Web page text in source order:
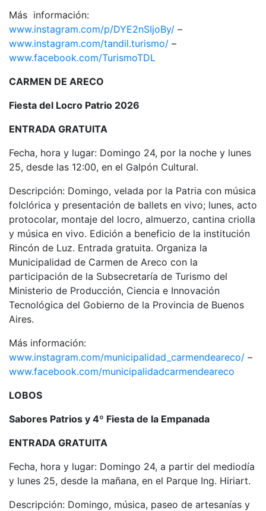
Más información:
www.instagram.com/p/DYE2nSIjoBy/ –
www.instagram.com/tandil.turismo/ –
www.facebook.com/TurismoTDL
CARMEN DE ARECO
Fiesta del Locro Patrio 2026
ENTRADA GRATUITA
Fecha, hora y lugar: Domingo 24, por la noche y lunes
25, desde las 12:00, en el Galpón Cultural.
Descripción: Domingo, velada por la Patria con música
folclórica y presentación de ballets en vivo; lunes, acto
protocolar, montaje del locro, almuerzo, cantina criolla
y música en vivo. Edición a beneficio de la institución
Rincón de Luz. Entrada gratuita. Organiza la
Municipalidad de Carmen de Areco con la
participación de la Subsecretaría de Turismo del
Ministerio de Producción, Ciencia e Innovación
Tecnológica del Gobierno de la Provincia de Buenos
Aires.
Más información:
www.instagram.com/municipalidad_carmendeareco/ –
www.facebook.com/municipalidadcarmendeareco
LOBOS
Sabores Patrios y 4º Fiesta de la Empanada
ENTRADA GRATUITA
Fecha, hora y lugar: Domingo 24, a partir del mediodía
y lunes 25, desde la mañana, en el Parque Ing. Hiriart.
Descripción: Domingo, música, paseo de artesanías y